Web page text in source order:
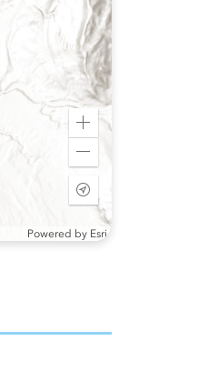
Zoom
out
Start
tracking
location
Powered by Esri